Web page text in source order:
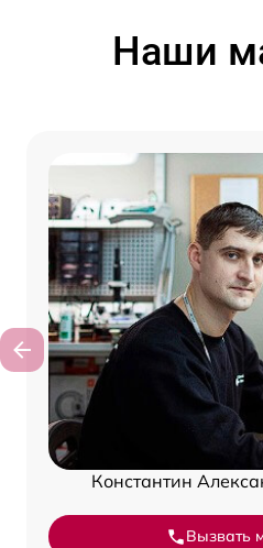
Наши
Константин
Вызвать